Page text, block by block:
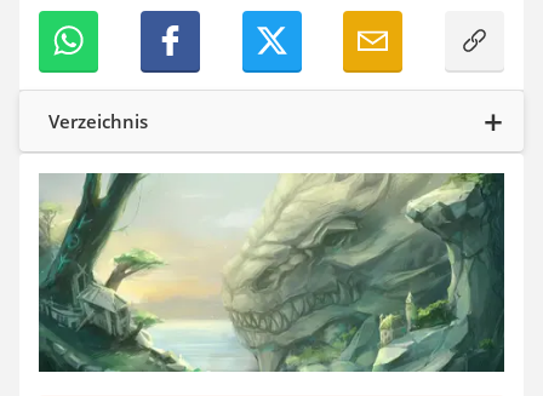
Elektrische Pfeffermühle
Waschsauger
Geflügelschere
SUP-Board
Ferngesteuertes Auto
Subwoofer
Beheizbare Handschuhe
Ferngesteuerter Hubschrauber
Verzeichnis